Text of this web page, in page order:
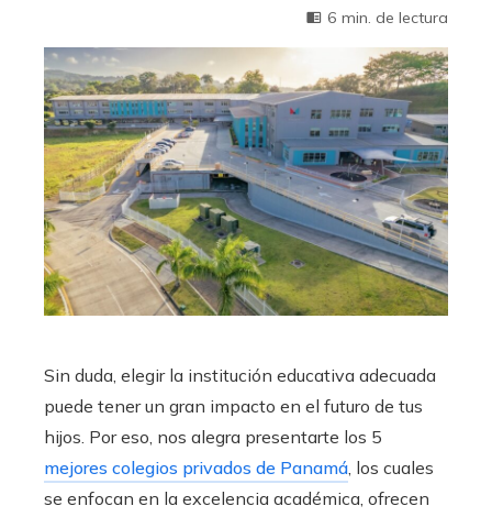
6 min. de lectura
Sin duda, elegir la institución educativa adecuada
puede tener un gran impacto en el futuro de tus
hijos. Por eso, nos alegra presentarte los 5
mejores colegios privados de Panamá, los cuales
se enfocan en la excelencia académica, ofrecen